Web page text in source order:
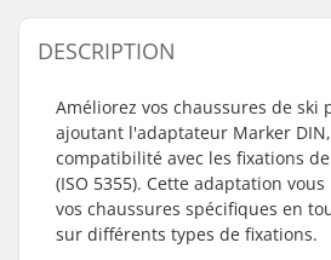
DESCRIPTION
Améliorez vos chaussures de ski
ajoutant l'adaptateur Marker
compatibilité avec les fixations
(ISO 5355). Cette adaptation
vos chaussures spécifiques en
sur différents types de fixations.